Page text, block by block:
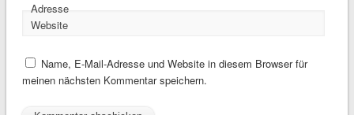
Adresse
Website
Name, E-Mail-Adresse und Website in diesem Browser für
meinen nächsten Kommentar speichern.